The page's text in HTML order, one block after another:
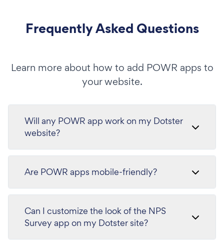
Frequently Asked Questions
Learn more about how to add POWR apps to
your website.
Will any POWR app work on my Dotster
website?
Are POWR apps mobile-friendly?
Can I customize the look of the NPS
Survey app on my Dotster site?